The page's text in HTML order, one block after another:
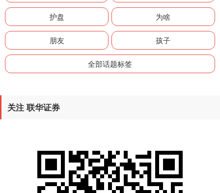
护盘 为啥
朋友 孩子
全部话题标签
关注 联华证券